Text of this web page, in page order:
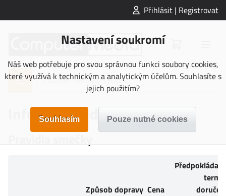
Přihlásit | Registrovat
Nastavení soukromí
Náš web potřebuje pro svou správnou funkci soubory cookies,
které využívá k technickým a analytickým účelům. Souhlasíte s
jejich použitím?
Informace o doručení
Způsob dopravy Cena